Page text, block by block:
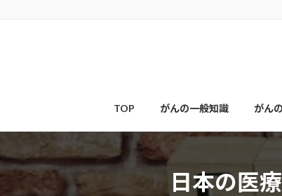
プ
動
TOP がんの一般知識 がん
日本の医